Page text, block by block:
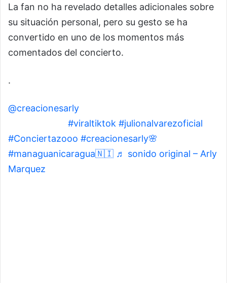
La fan no ha revelado detalles adicionales sobre
su situación personal, pero su gesto se ha
convertido en uno de los momentos más
comentados del concierto.
.
@creacionesarly
#viraltiktok #julionalvarezoficial
#Conciertazooo #creacionesarly🌸
#managuanicaragua🇳🇮 ♬ sonido original – Arly
Marquez